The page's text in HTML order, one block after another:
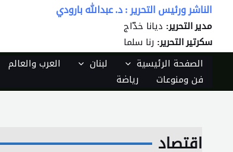
تخطي
المحتوى
الناشر ورئيس التحرير : د. عبدالله بارودي
مدير التحرير: ديانا خدّاج
سكرتير التحرير: رنا سلما
الصفحة الرئيسية لبنان العرب والعالم
فن ومنوعات
رياضة
اقتصاد